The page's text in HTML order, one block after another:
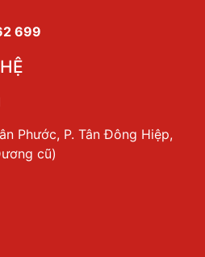
699
Phước, P. Tân Đông Hiệp,
cũ)